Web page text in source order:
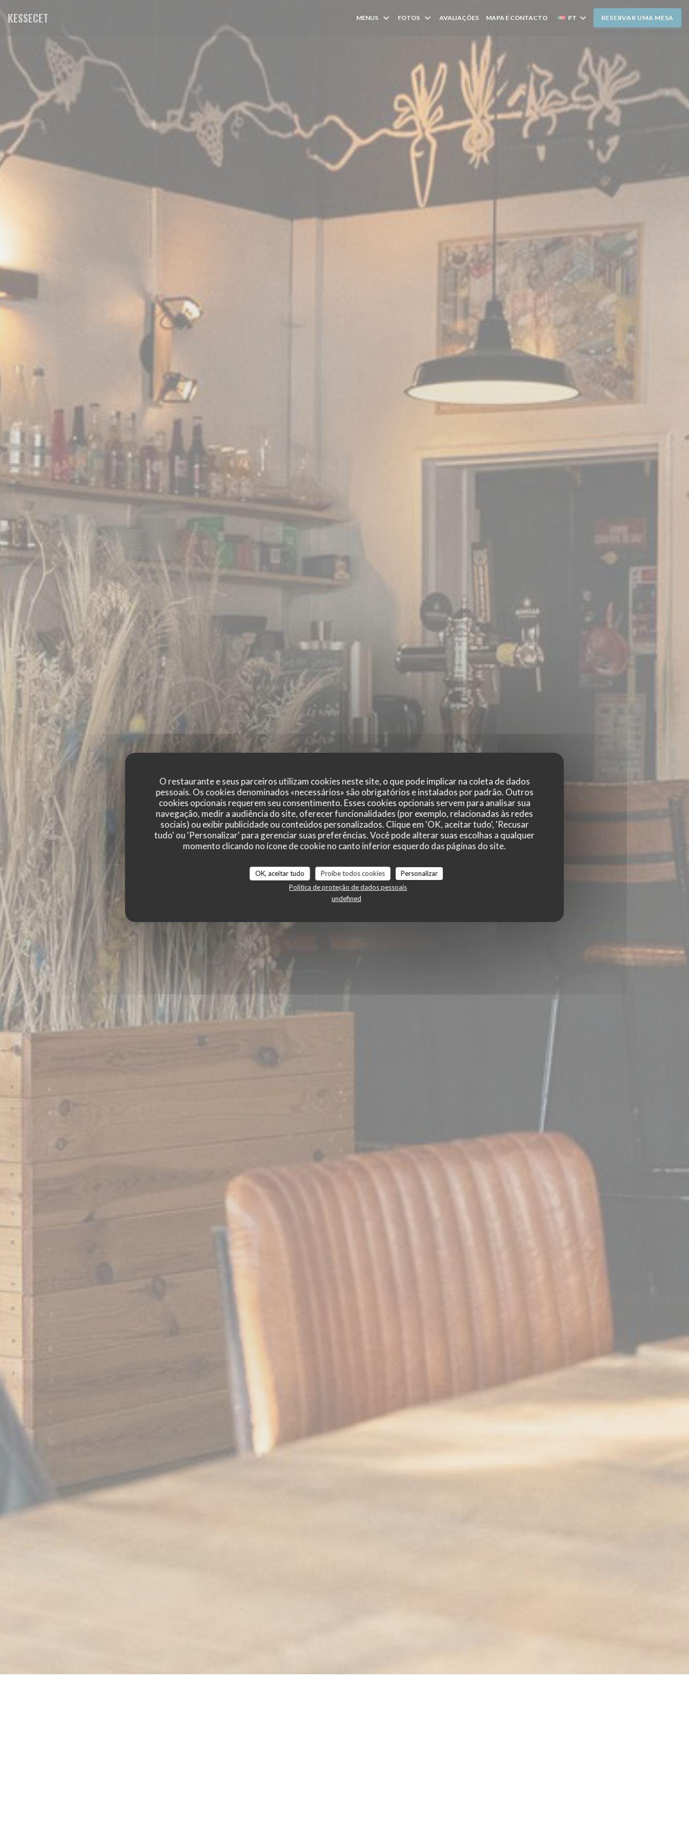
O restaurante e seus parceiros utilizam cookies neste site, o que pode implicar na coleta de dados
pessoais. Os cookies denominados «necessários» são obrigatórios e instalados por padrão. Outros
cookies opcionais requerem seu consentimento. Esses cookies opcionais servem para analisar sua
navegação, medir a audiência do site, oferecer funcionalidades (por exemplo, relacionadas às redes
sociais) ou exibir publicidade ou conteúdos personalizados. Clique em 'OK, aceitar tudo', 'Recusar
tudo' ou 'Personalizar' para gerenciar suas preferências. Você pode alterar suas escolhas a qualquer
momento clicando no ícone de cookie no canto inferior esquerdo das páginas do site.
OK, aceitar tudo Proíbe todos cookies
Personalizar
Política de proteção de dados pessoais
undefined
KESSECET MENUS FOTOS AVALIAÇÕES MAPA E CONTACTO PT RESERVAR UMA MESA
KESSECET
KESSECET |NANTES
RESERVAR UMA MESA